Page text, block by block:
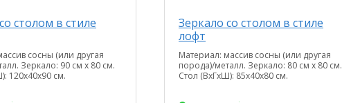
столом в стиле
сосны (или другая
Зеркало: 90 см х 80 см.
120х40х90 см.
Зеркало со столом в стиле
лофт
Материал: массив сосны (или другая
порода)/металл. Зеркало: 80 см х 80 см.
Стол (ВхГхШ): 85х40х80 см.